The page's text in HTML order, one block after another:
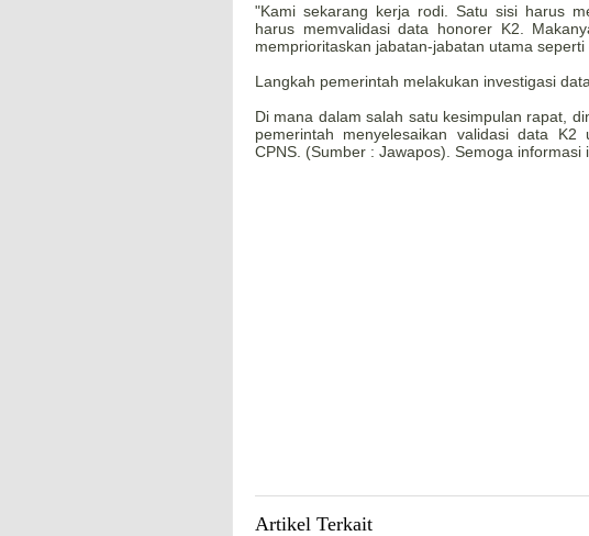
"Kami sekarang kerja rodi. Satu sisi harus
harus memvalidasi data honorer K2.
memprioritaskan jabatan-jabatan utama
Langkah pemerintah melakukan investigasi
Di mana dalam salah satu kesimpulan rapat,
pemerintah menyelesaikan validasi data K2
CPNS. (Sumber : Jawapos). Semoga informasi
Artikel Terkait